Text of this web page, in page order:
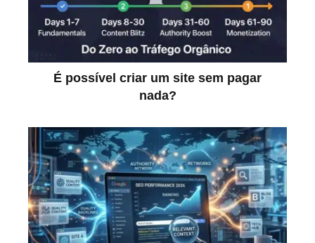
É possível criar um site sem pagar
nada?